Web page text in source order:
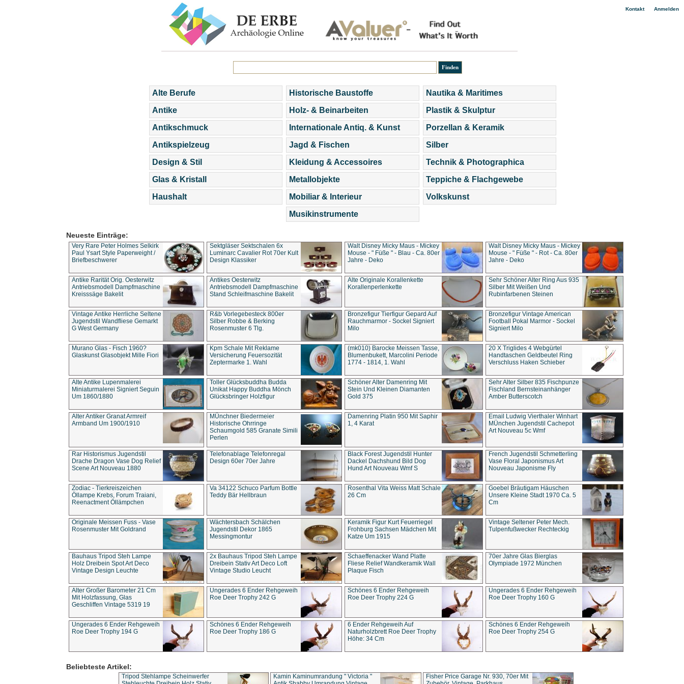
Kontakt| Anmelden
Alte Berufe
Antike
Antikschmuck
Antikspielzeug
Design & Stil
Glas & Kristall
Haushalt
Historische Baustoffe
Holz- & Beinarbeiten
Internationale Antiq. & Kunst
Jagd & Fischen
Kleidung & Accessoires
Metallobjekte
Mobiliar & Interieur
Musikinstrumente
Nautika & Maritimes
Plastik & Skulptur
Porzellan & Keramik
Silber
Technik & Photographica
Teppiche & Flachgewebe
Volkskunst
Neueste Einträge:
Very Rare Peter Holmes Selkirk
Paul Ysart Style Paperweight /
Briefbeschwerer
Sektgläser Sektschalen 6x
Luminarc Cavalier Rot 70er Kult
Design Klassiker
Walt Disney Micky Maus - Mickey
Mouse - " Füße " - Blau - Ca. 80er
Jahre - Deko
Walt Disney Micky Maus - Mickey
Mouse - " Füße " - Rot - Ca. 80er
Jahre - Deko
Antike Rarität Orig. Oesterwitz
Antriebsmodell Dampfmaschine
Kreisssäge Bakelit
Antikes Oesterwitz
Antriebsmodell Dampfmaschine
Stand Schleifmaschine Bakelit
Alte Originale Korallenkette
Korallenperlenkette
Sehr Schöner Alter Ring Aus 935
Silber Mit Weißen Und
Rubinfarbenen Steinen
Vintage Antike Herrliche Seltene
Jugendstil Wandfliese Gemarkt
G West Germany
R&b Vorlegebesteck 800er
Silber Robbe & Berking
Rosenmuster 6 Tlg.
Bronzefigur Tierfigur Gepard Auf
Rauchmarmor - Sockel Signiert
Milo
Bronzefigur Vintage American
Football Pokal Marmor - Sockel
Signiert Milo
Murano Glas - Fisch 1960?
Glaskunst Glasobjekt Mille Fiori
Kpm Schale Mit Reklame
Versicherung Feuersozität
Zeptermarke 1. Wahl
(mk010) Barocke Meissen Tasse,
Blumenbukett, Marcolini Periode
1774 - 1814, 1. Wahl
20 X Triglides 4 Webgürtel
Handtaschen Geldbeutel Ring
Verschluss Haken Schieber
Alte Antike Lupenmalerei
Miniaturmalerei Signiert Seguin
Um 1860/1880
Toller Glücksbuddha Budda
Unikat Happy Buddha Mönch
Glücksbringer Holzfigur
Schöner Alter Damenring Mit
Stein Und Kleinen Diamanten
Gold 375
Sehr Alter Silber 835 Fischpunze
Fischland Bernsteinanhänger
Amber Butterscotch
Alter Antiker Granat Armreif
Armband Um 1900/1910
MÜnchner Biedermeier
Historische Ohrringe
Schaumgold 585 Granate Simili
Perlen
Damenring Platin 950 Mit Saphir
1, 4 Karat
Email Ludwig Vierthaler Winhart
MÜnchen Jugendstil Cachepot
Art Nouveau 5c Wmf
Rar Historismus Jugendstil
Drache Dragon Vase Dog Relief
Scene Art Nouveau 1880
Telefonablage Telefonregal
Design 60er 70er Jahre
Black Forest Jugendstil Hunter
Dackel Dachshund Bild Dog
Hund Art Nouveau Wmf S
French Jugendstil Schmetterling
Vase Floral Japonismus Art
Nouveau Japonisme Fly
Zodiac - Tierkreiszeichen
Öllampe Krebs, Forum Traiani,
Reenactment Öllämpchen
Va 34122 Schuco Parfum Bottle
Teddy Bär Hellbraun
Rosenthal Vita Weiss Matt Schale
26 Cm
Goebel Bräutigam Häuschen
Unsere Kleine Stadt 1970 Ca. 5
Cm
Originale Meissen Fuss - Vase
Rosenmuster Mit Goldrand
Wächtersbach Schälchen
Jugendstil Dekor 1865
Messingmontur
Keramik Figur Kurt Feuerriegel
Frohburg Sachsen Mädchen Mit
Katze Um 1915
Vintage Seltener Peter Mech.
Tulpenfußwecker Rechteckig
Bauhaus Tripod Steh Lampe
Holz Dreibein Spot Art Deco
Vintage Design Leuchte
2x Bauhaus Tripod Steh Lampe
Dreibein Stativ Art Deco Loft
Vintage Studio Leucht
Schaeffenacker Wand Platte
Fliese Relief Wandkeramik Wall
Plaque Fisch
70er Jahre Glas Bierglas
Olympiade 1972 München
Alter Großer Barometer 21 Cm
Mit Holzfassung, Glas
Geschliffen Vintage 5319 19
Ungerades 6 Ender Rehgeweih
Roe Deer Trophy 242 G
Schönes 6 Ender Rehgeweih
Roe Deer Trophy 224 G
Ungerades 6 Ender Rehgeweih
Roe Deer Trophy 160 G
Ungerades 6 Ender Rehgeweih
Roe Deer Trophy 194 G
Schönes 6 Ender Rehgeweih
Roe Deer Trophy 186 G
6 Ender Rehgeweih Auf
Naturholzbrett Roe Deer Trophy
Höhe: 34 Cm
Schönes 6 Ender Rehgeweih
Roe Deer Trophy 254 G
Beliebteste Artikel:
Tripod Stehlampe Scheinwerfer
Kamin Kaminumrandung " Victoria "
Fisher Price Garage Nr. 930, 70er Mit